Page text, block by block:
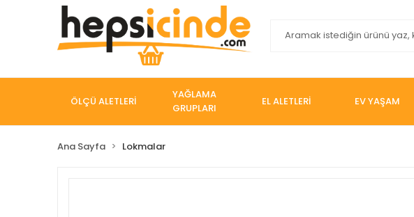
ÖLÇÜ ALETLERİ
YAĞLAMA
GRUPLARI
EL ALETLERİ EV YAŞAM
Ana Sayfa Lokmalar